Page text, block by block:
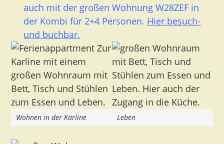
auch mit der großen Wohnung W28ZEF in
der Kombi für 2+4 Personen. Hier besuch-
und buchbar.
Wohnen in der Karline Leben